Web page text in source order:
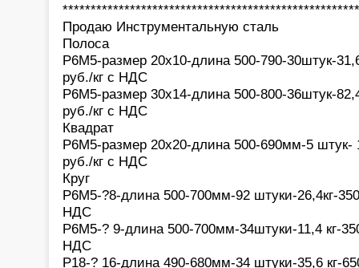
Продаю Инструментальную сталь
Полоса
Р6М5-размер 20х10-длина 500-790-30штук-
руб./кг с НДС
Р6М5-размер 30х14-длина 500-800-36штук-
руб./кг с НДС
Квадрат
Р6М5-размер 20х20-длина 500-690мм-5 штук-
руб./кг с НДС
Круг
Р6М5-?8-длина 500-700мм-92 штуки-26,4кг-
НДС
Р6М5-? 9-длина 500-700мм-34штуки-11,4 кг-
НДС
Р18-? 16-длина 490-680мм-34 штуки-35,6 кг-